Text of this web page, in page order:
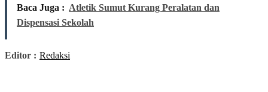
Baca Juga : Atletik Sumut Kurang Peralatan dan
Dispensasi Sekolah
Editor : Redaksi